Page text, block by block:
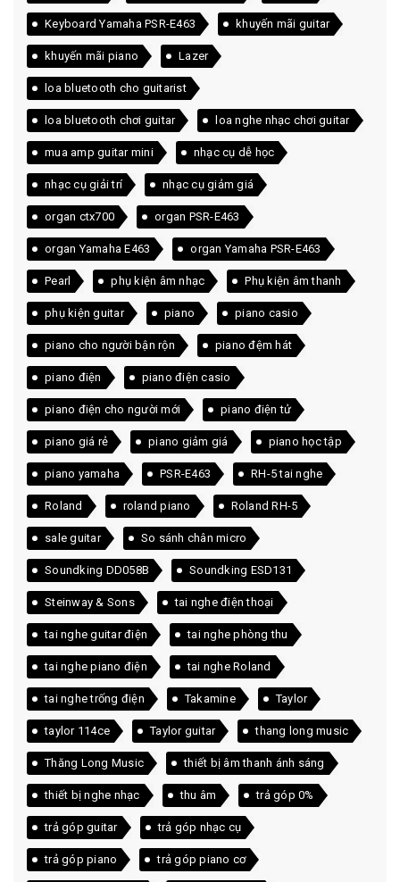
Keyboard Yamaha PSR-E463 khuyến mãi guitar
khuyến mãi piano Lazer
loa bluetooth cho guitarist
loa bluetooth chơi guitar loa nghe nhạc chơi guitar
mua amp guitar mini nhạc cụ dễ học
nhạc cụ giải trí nhạc cụ giảm giá
organ ctx700 organ PSR-E463
organ Yamaha E463 organ Yamaha PSR-E463
Pearl phụ kiện âm nhạc Phụ kiện âm thanh
phụ kiện guitar piano piano casio
piano cho người bận rộn piano đệm hát
piano điện piano điện casio
piano điện cho người mới piano điện tử
piano giá rẻ piano giảm giá piano học tập
piano yamaha PSR-E463 RH-5 tai nghe
Roland roland piano Roland RH-5
sale guitar So sánh chân micro
Soundking DD058B Soundking ESD131
Steinway & Sons tai nghe điện thoại
tai nghe guitar điện tai nghe phòng thu
tai nghe piano điện tai nghe Roland
tai nghe trống điện Takamine Taylor
taylor 114ce Taylor guitar thang long music
Thăng Long Music thiết bị âm thanh ánh sáng
thiết bị nghe nhạc thu âm trả góp 0%
trả góp guitar trả góp nhạc cụ
trả góp piano trả góp piano cơ